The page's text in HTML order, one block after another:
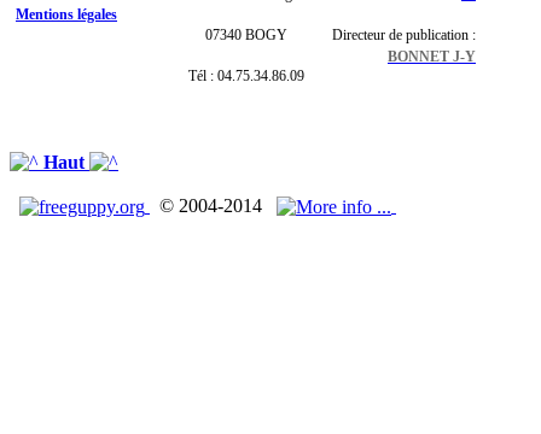
Mentions légales
07340 BOGY
Tél : 04.75.34.86.09
Directeur de publication :
BONNET J-Y
Haut
© 2004-2014